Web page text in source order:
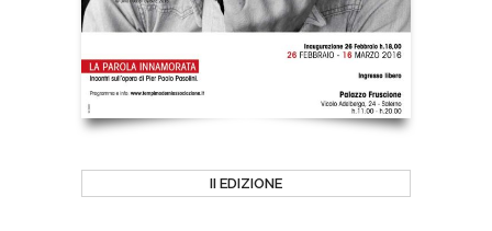
II EDIZIONE